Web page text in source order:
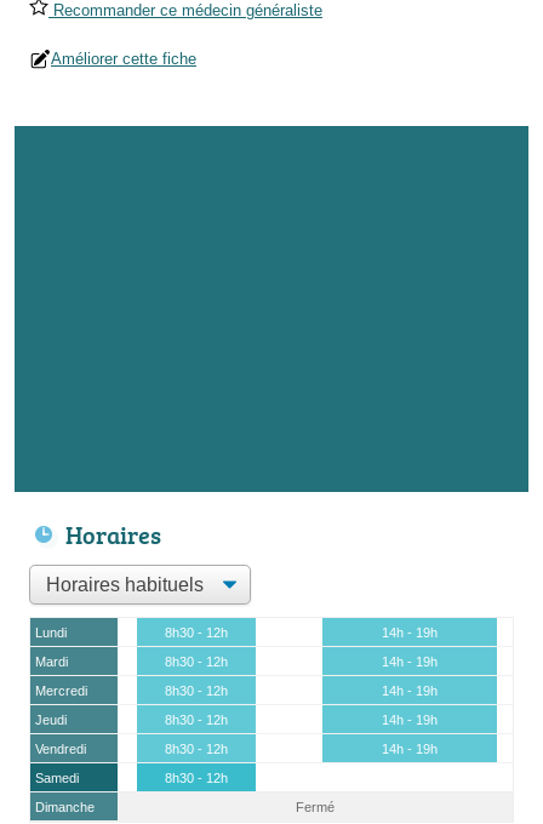
Recommander ce médecin généraliste
Améliorer cette fiche
Horaires
Lundi 8h30 - 12h
14h - 19h
Mardi
8h30 - 12h
14h - 19h
Mercredi
8h30 - 12h
14h - 19h
Jeudi
8h30 - 12h
14h - 19h
Vendredi
8h30 - 12h
14h - 19h
Samedi
8h30 - 12h
Dimanche
Fermé